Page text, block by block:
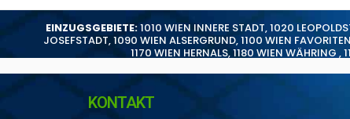
EINZUGSGEBIETE:1010 WIEN INNERE STADT,1020
JOSEFSTADT,1090 WIEN ALSERGRUND,1100 WIEN FAVORITEN
1170 WIEN HERNALS,1180 WIEN WÄHRING ,
KONTAKT